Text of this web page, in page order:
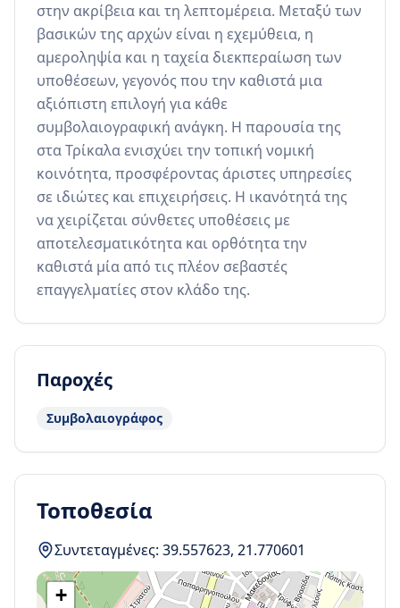
στην ακρίβεια και τη λεπτομέρεια. Μεταξύ των
βασικών της αρχών είναι η εχεμύθεια, η
αμεροληψία και η ταχεία διεκπεραίωση των
υποθέσεων, γεγονός που την καθιστά μια
αξιόπιστη επιλογή για κάθε
συμβολαιογραφική ανάγκη. Η παρουσία της
στα Τρίκαλα ενισχύει την τοπική νομική
κοινότητα, προσφέροντας άριστες υπηρεσίες
σε ιδιώτες και επιχειρήσεις. Η ικανότητά της
να χειρίζεται σύνθετες υποθέσεις με
αποτελεσματικότητα και ορθότητα την
καθιστά μία από τις πλέον σεβαστές
επαγγελματίες στον κλάδο της.
Παροχές
Συμβολαιογράφος
Τοποθεσία
Συντεταγμένες: 39.557623, 21.770601
+